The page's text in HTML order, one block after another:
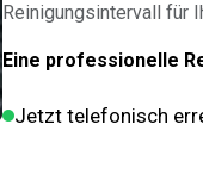
Reinigungsintervall für
Eine professionelle
Jetzt telefonisch